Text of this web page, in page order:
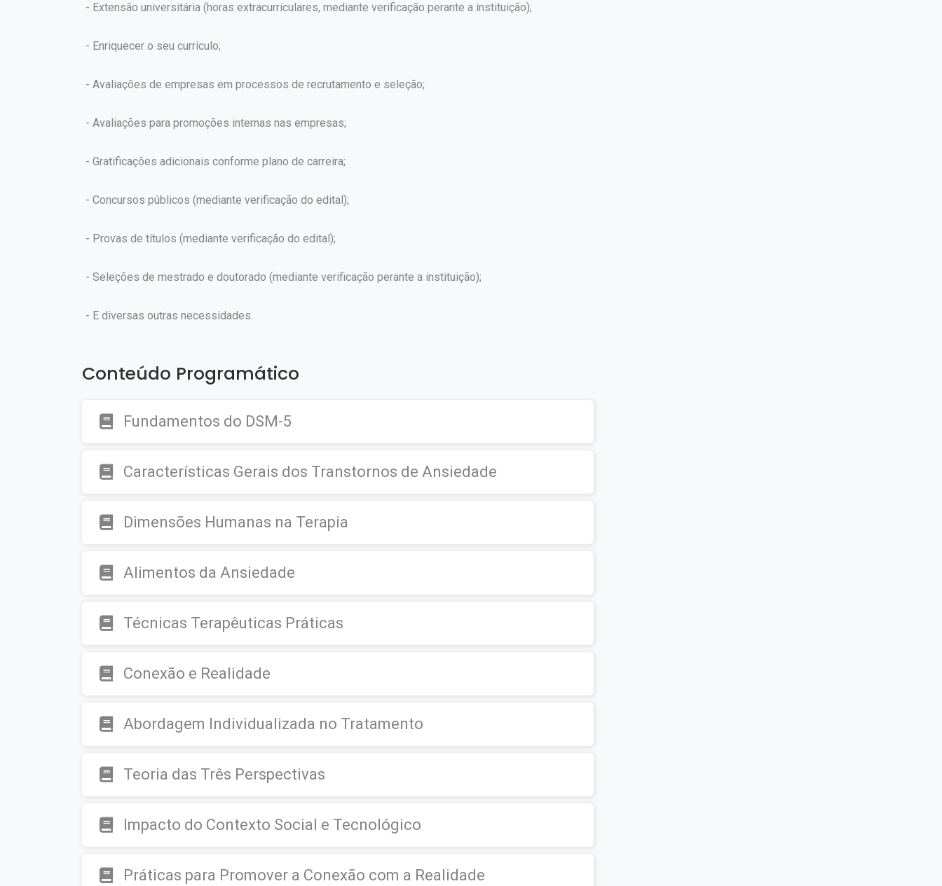
- Extensão universitária (horas extracurriculares, mediante verificação perante a instituição);
- Enriquecer o seu currículo;
- Avaliações de empresas em processos de recrutamento e seleção;
- Avaliações para promoções internas nas empresas;
- Gratificações adicionais conforme plano de carreira;
- Concursos públicos (mediante verificação do edital);
- Provas de títulos (mediante verificação do edital);
- Seleções de mestrado e doutorado (mediante verificação perante a instituição);
- E diversas outras necessidades.
Conteúdo Programático
Fundamentos do DSM-5
Características Gerais dos Transtornos de Ansiedade
Dimensões Humanas na Terapia
Alimentos da Ansiedade
Técnicas Terapêuticas Práticas
Conexão e Realidade
Abordagem Individualizada no Tratamento
Teoria das Três Perspectivas
Impacto do Contexto Social e Tecnológico
Práticas para Promover a Conexão com a Realidade